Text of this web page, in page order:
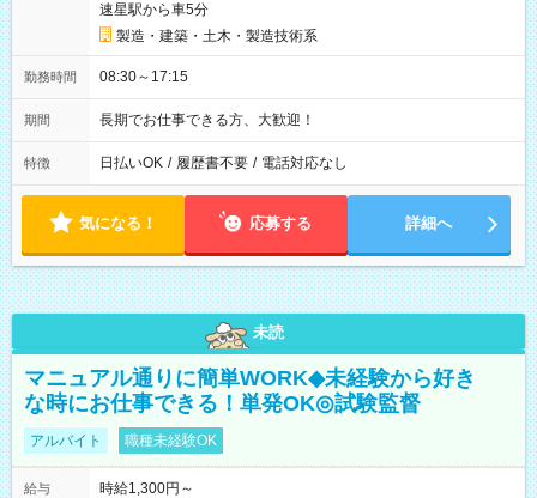
速星駅から車5分
製造・建築・土木・製造技術系
勤務時間 08:30～17:15
期間 長期でお仕事できる方、大歓迎！
特徴 日払いOK / 履歴書不要 / 電話対応なし
気になる！ 応募する 詳細へ
未読
マニュアル通りに簡単WORK◆未経験から好き
な時にお仕事できる！単発OK◎試験監督
アルバイト 職種未経験OK
給与
時給1,300円～